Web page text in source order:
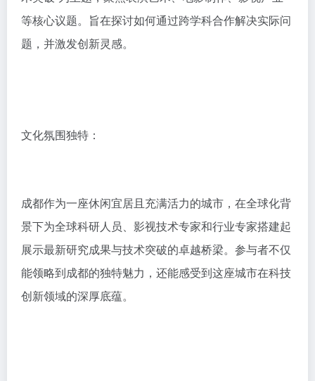
等核心议题。旨在探讨如何通过跨学科合作解决实际问
题，并激发创新灵感。
文化氛围独特：
成都作为一座休闲宜居且充满活力的城市，在全球化背
景下为全球科研人员、影视技术专家和行业专家搭建起
展示最新研究成果与技术突破的卓越桥梁。参与者不仅
能领略到成都的独特魅力，还能感受到这座城市在科技
创新领域的深厚底蕴。